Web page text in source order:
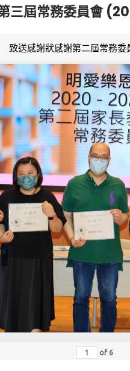
三屆常務委員會
致送感謝狀感謝第二屆常務委
of 6